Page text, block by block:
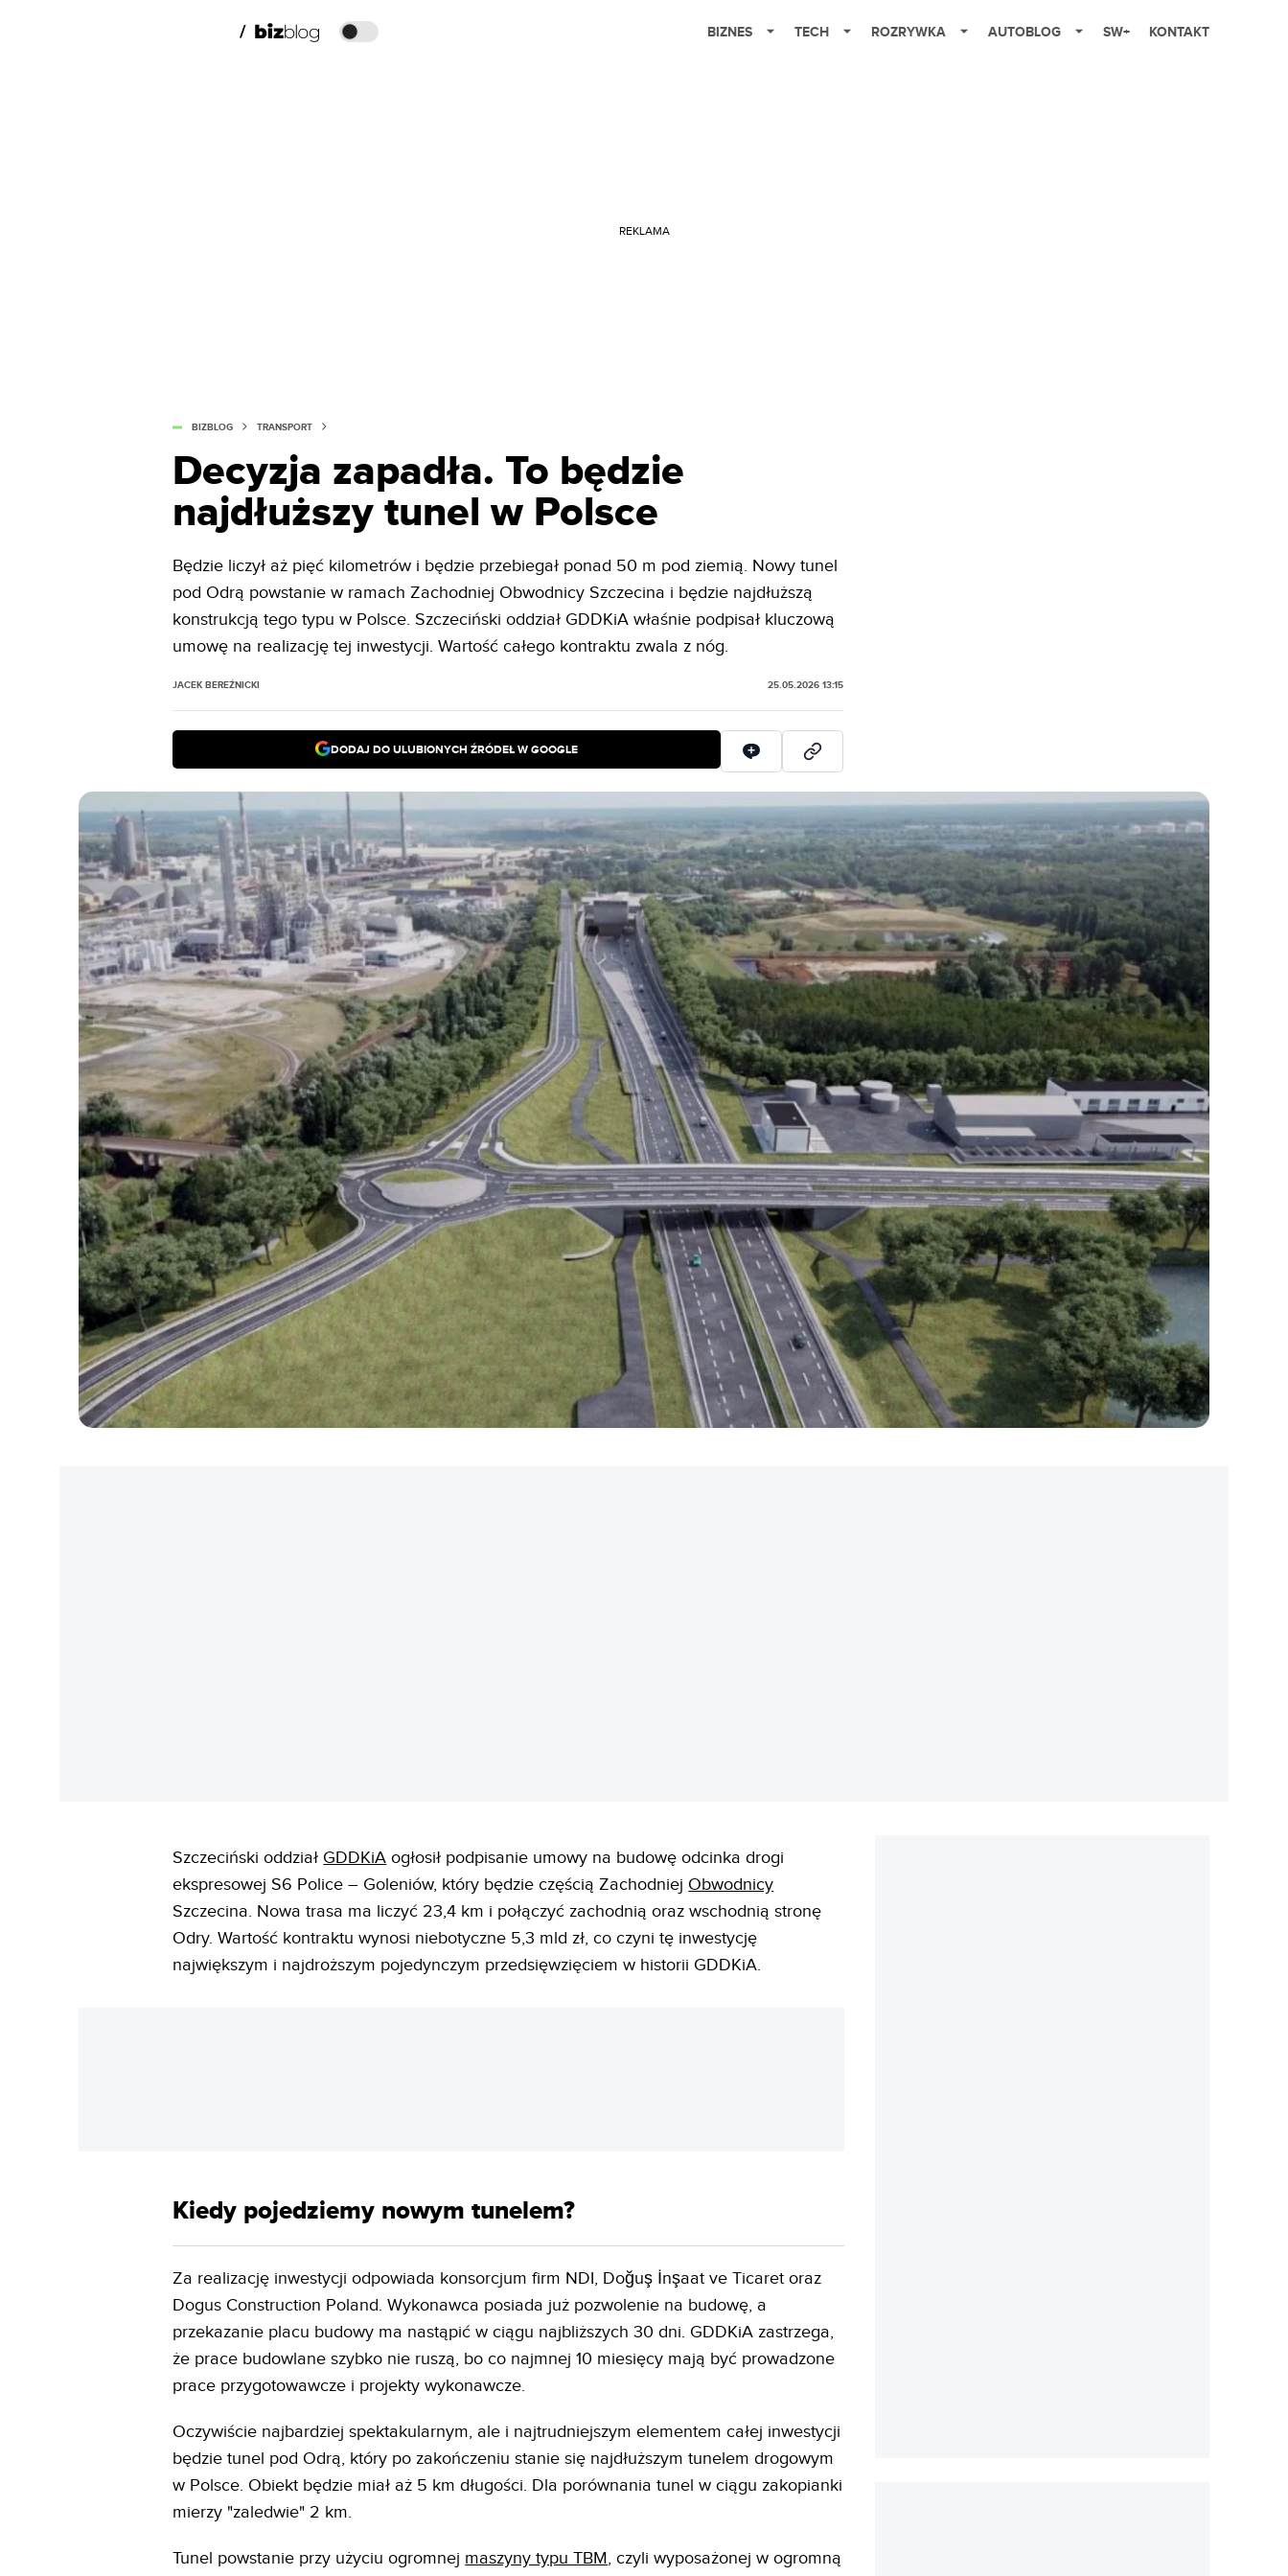
BIZNES TECH ROZRYWKA AUTOBLOG SW+ KONTAKT
REKLAMA
BIZBLOG TRANSPORT
Decyzja zapadła. To będzie
najdłuższy tunel w Polsce
Będzie liczył aż pięć kilometrów i będzie przebiegał ponad 50 m pod ziemią. Nowy tunel
pod Odrą powstanie w ramach Zachodniej Obwodnicy Szczecina i będzie najdłuższą
konstrukcją tego typu w Polsce. Szczeciński oddział GDDKiA właśnie podpisał kluczową
umowę na realizację tej inwestycji. Wartość całego kontraktu zwala z nóg.
JACEK BEREŹNICKI 25.05.2026 13:15
DODAJ DO ULUBIONYCH ŹRÓDEŁ W GOOGLE
Szczeciński oddział GDDKiA ogłosił podpisanie umowy na budowę odcinka drogi
ekspresowej S6 Police – Goleniów, który będzie częścią Zachodniej Obwodnicy
Szczecina. Nowa trasa ma liczyć 23,4 km i połączyć zachodnią oraz wschodnią stronę
Odry. Wartość kontraktu wynosi niebotyczne 5,3 mld zł, co czyni tę inwestycję
największym i najdroższym pojedynczym przedsięwzięciem w historii GDDKiA.
Kiedy pojedziemy nowym tunelem?
Za realizację inwestycji odpowiada konsorcjum firm NDI, Doğuş İnşaat ve Ticaret oraz
Dogus Construction Poland. Wykonawca posiada już pozwolenie na budowę, a
przekazanie placu budowy ma nastąpić w ciągu najbliższych 30 dni. GDDKiA zastrzega,
że prace budowlane szybko nie ruszą, bo co najmnej 10 miesięcy mają być prowadzone
prace przygotowawcze i projekty wykonawcze.
Oczywiście najbardziej spektakularnym, ale i najtrudniejszym elementem całej inwestycji
będzie tunel pod Odrą, który po zakończeniu stanie się najdłuższym tunelem drogowym
w Polsce. Obiekt będzie miał aż 5 km długości. Dla porównania tunel w ciągu zakopianki
mierzy "zaledwie" 2 km.
Tunel powstanie przy użyciu ogromnej maszyny typu TBM, czyli wyposażonej w ogromną